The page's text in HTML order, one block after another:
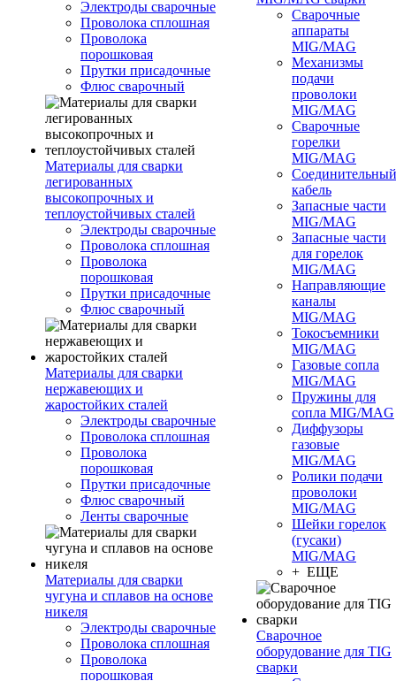
Электроды сварочные
Проволока сплошная
Проволока
порошковая
Прутки присадочные
Флюс сварочный
Материалы для сварки
легированных
высокопрочных и
теплоустойчивых сталей
Электроды сварочные
Проволока сплошная
Проволока
порошковая
Прутки присадочные
Флюс сварочный
Материалы для сварки
нержавеющих и
жаростойких сталей
Электроды сварочные
Проволока сплошная
Проволока
порошковая
Прутки присадочные
Флюс сварочный
Ленты сварочные
Материалы для сварки
чугуна и сплавов на основе
никеля
Электроды сварочные
Проволока сплошная
Проволока
порошковая
Сварочные
аппараты
MIG/MAG
Механизмы
подачи
проволоки
MIG/MAG
Сварочные
горелки
MIG/MAG
Соединительный
кабель
Запасные части
MIG/MAG
Запасные части
для горелок
MIG/MAG
Направляющие
каналы
MIG/MAG
Токосъемники
MIG/MAG
Газовые сопла
MIG/MAG
Пружины для
сопла MIG/MAG
Диффузоры
газовые
MIG/MAG
Ролики подачи
проволоки
MIG/MAG
Шейки горелок
(гусаки)
MIG/MAG
+ ЕЩЕ
Сварочное
оборудование для TIG
сварки